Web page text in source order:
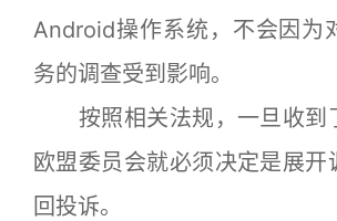
Android操作系统，不会因为
务的调查受到影响。
按照相关法规，一旦收到
欧盟委员会就必须决定是展开
回投诉。